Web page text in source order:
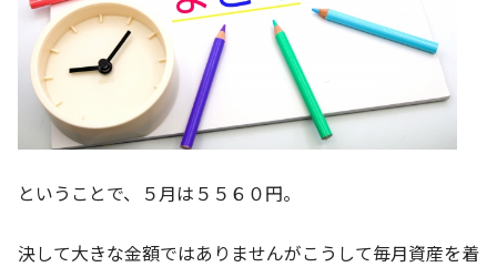
ということで、５月は５５６０円。
決して大きな金額ではありませんがこうして毎月資産を着